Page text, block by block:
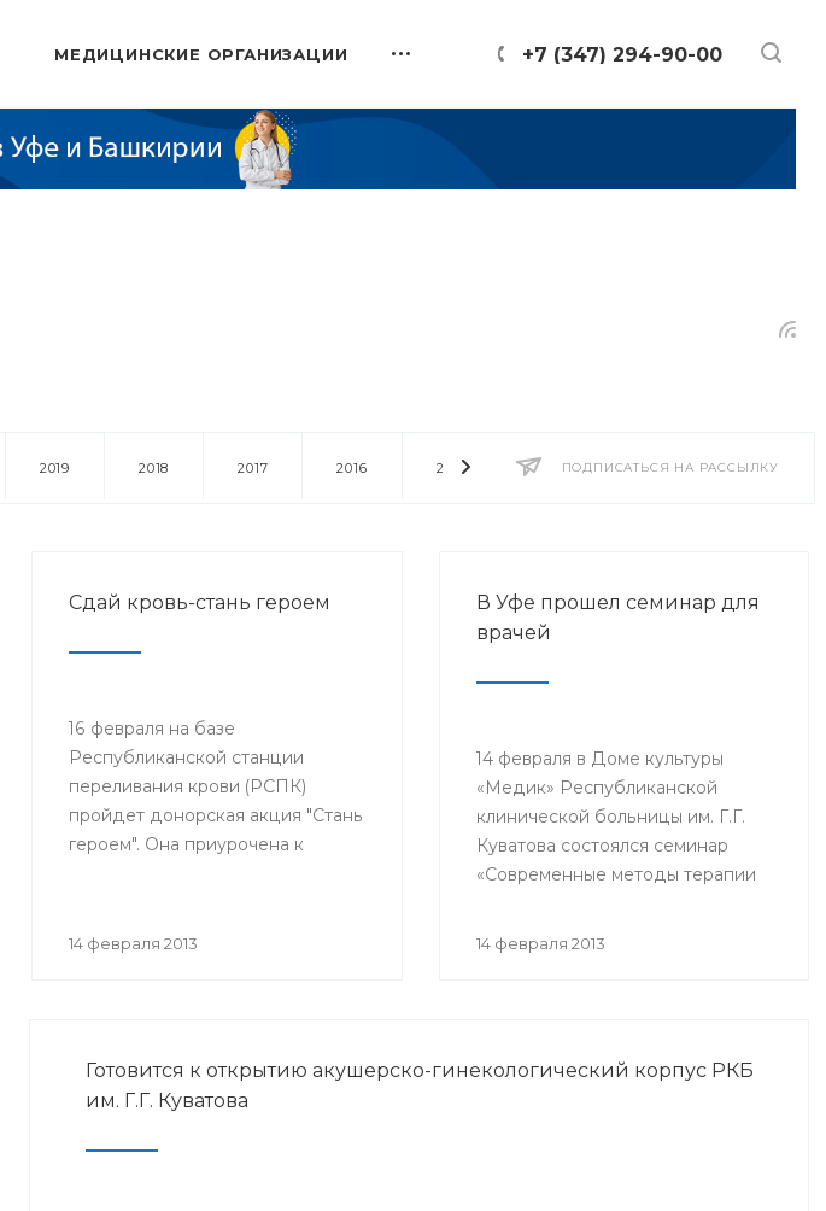
+7 (347) 294-90-00
МЕДИЦИНСКИЕ ОРГАНИЗАЦИИ
ПОДПИСАТЬСЯ НА РАССЫЛКУ
2019 2018 2017 2016 2014 2013 2012 2011
Сдай кровь-стань героем
16 февраля на базе
Республиканской станции
переливания крови (РСПК)
пройдет донорская акция "Стань
героем". Она приурочена к
инициативе Международной
конфедерации организаций
14 февраля 2013
В Уфе прошел семинар для
врачей
14 февраля в Доме культуры
«Медик» Республиканской
клинической больницы им. Г.Г.
Куватова состоялся семинар
«Современные методы терапии
связанных с острой потерей
трансфузиологи, анестезиологи-
14 февраля 2013
Готовится к открытию акушерско-гинекологический корпус РКБ
им. Г.Г. Куватова